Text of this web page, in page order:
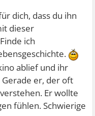
dich, dass du ihn
dieser
ich
ablief und ihr
er, der oft
Er wollte
fühlen. Schwierige